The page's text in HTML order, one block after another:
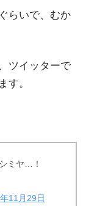
らいで、むか
ツイッターで
す。
ミヤ…！
11月29日